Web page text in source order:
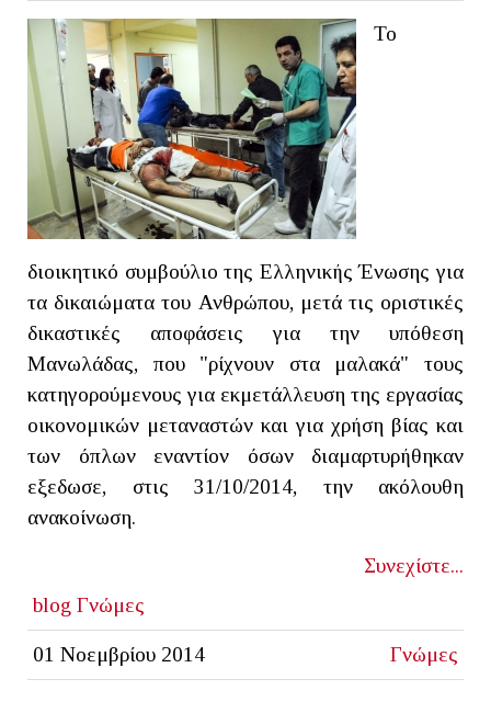
Το
διοικητικό συμβούλιο της Ελληνικής Ένωσης για
τα δικαιώματα του Ανθρώπου, μετά τις οριστικές
δικαστικές αποφάσεις για την υπόθεση
Μανωλάδας, που "ρίχνουν στα μαλακά" τους
κατηγορούμενους για εκμετάλλευση της εργασίας
οικονομικών μεταναστών και για χρήση βίας και
των όπλων εναντίον όσων διαμαρτυρήθηκαν
εξεδωσε, στις 31/10/2014, την ακόλουθη
ανακοίνωση.
Συνεχίστε...
blog Γνώμες
01 Νοεμβρίου 2014 Γνώμες